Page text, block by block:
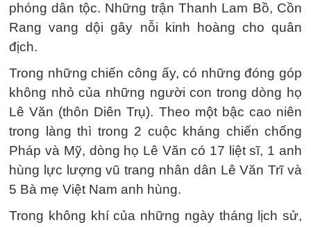
phóng dân tộc. Những trận Thanh Lam Bồ, Cồn
Rang vang dội gây nỗi kinh hoàng cho quân
địch.
Trong những chiến công ấy, có những đóng góp
không nhỏ của những người con trong dòng họ
Lê Văn (thôn Diên Trụ). Theo một bậc cao niên
trong làng thì trong 2 cuộc kháng chiến chống
Pháp và Mỹ, dòng họ Lê Văn có 17 liệt sĩ, 1 anh
hùng lực lượng vũ trang nhân dân Lê Văn Trĩ và
5 Bà mẹ Việt Nam anh hùng.
Trong không khí của những ngày tháng lịch sử,